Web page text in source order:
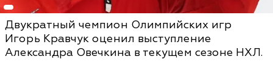
Двукратный чемпион Олимпийских игр
Игорь Кравчук оценил выступление
Александра Овечкина в текущем сезоне НХЛ.